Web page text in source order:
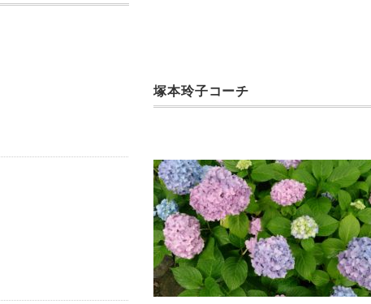
塚本玲子コーチ